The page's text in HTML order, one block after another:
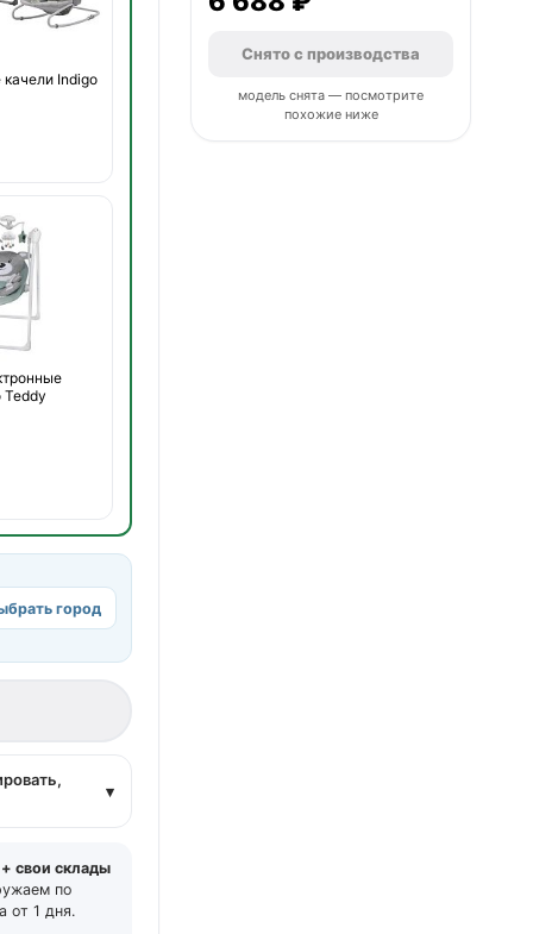
Indigo
Teddy
город
▾
свои склады
по
от 1 дня.
Снято с производства
модель снята — посмотрите
похожие ниже